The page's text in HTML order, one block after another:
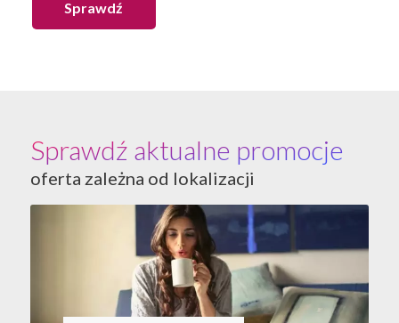
Sprawdź
Sprawdź aktualne promocje
oferta zależna od lokalizacji